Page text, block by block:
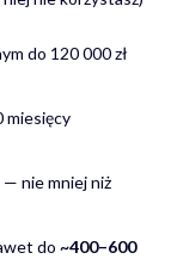
do 120 000 zł
miesięcy
nie mniej niż
do ~400–600